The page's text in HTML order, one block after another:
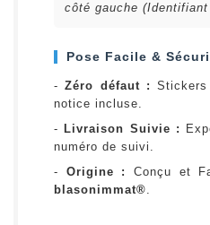
côté gauche (Identifiant
Pose Facile &
-Zéro défaut : Stickers
notice incluse.
- Livraison Suivie :
numéro de suivi.
- Origine :
Conçu et
blasonimmat®.